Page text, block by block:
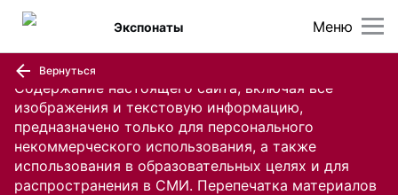
Содержание настоящего сайта, включая все
изображения и текстовую информацию,
предназначено только для персонального
некоммерческого использования, а также
использования в образовательных целях и для
распространения в СМИ. Перепечатка материалов
Меню
Экспонаты
Вернуться